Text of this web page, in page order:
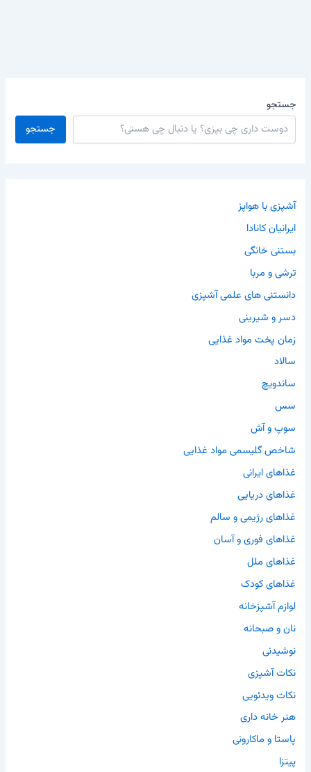
جستجو
جستجو
آشپزی با هواپز
ایرانیان کانادا
بستنی خانگی
ترشی و مربا
دانستنی های علمی آشپزی
دسر و شیرینی
زمان پخت مواد غذایی
سالاد
ساندویچ
سس
سوپ و آش
شاخص گلیسمی مواد غذایی
غذاهای ایرانی
غذاهای دریایی
غذاهای رژیمی و سالم
غذاهای فوری و آسان
غذاهای ملل
غذاهای کودک
لوازم آشپزخانه
نان و صبحانه
نوشیدنی
نکات آشپزی
نکات ویدئویی
هنر خانه داری
پاستا و ماکارونی
پیتزا